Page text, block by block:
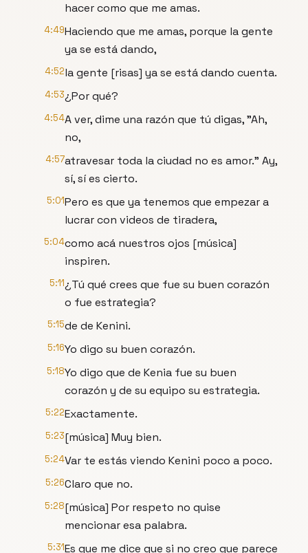
hacer como que me amas.
4:49Haciendo que me amas, porque la gente
ya se está dando,
4:52la gente [risas] ya se está dando cuenta.
4:53¿Por qué?
4:54A ver, dime una razón que tú digas, "Ah,
no,
4:57atravesar toda la ciudad no es amor." Ay,
sí, sí es cierto.
5:01Pero es que ya tenemos que empezar a
lucrar con videos de tiradera,
5:04como acá nuestros ojos [música]
inspiren.
5:11¿Tú qué crees que fue su buen corazón
o fue estrategia?
5:15de de Kenini.
5:16Yo digo su buen corazón.
5:18Yo digo que de Kenia fue su buen
corazón y de su equipo su estrategia.
5:22Exactamente.
5:23[música] Muy bien.
5:24Var te estás viendo Kenini poco a poco.
5:26Claro que no.
5:28[música] Por respeto no quise
mencionar esa palabra.
5:31Es que me dice que si no creo que parece